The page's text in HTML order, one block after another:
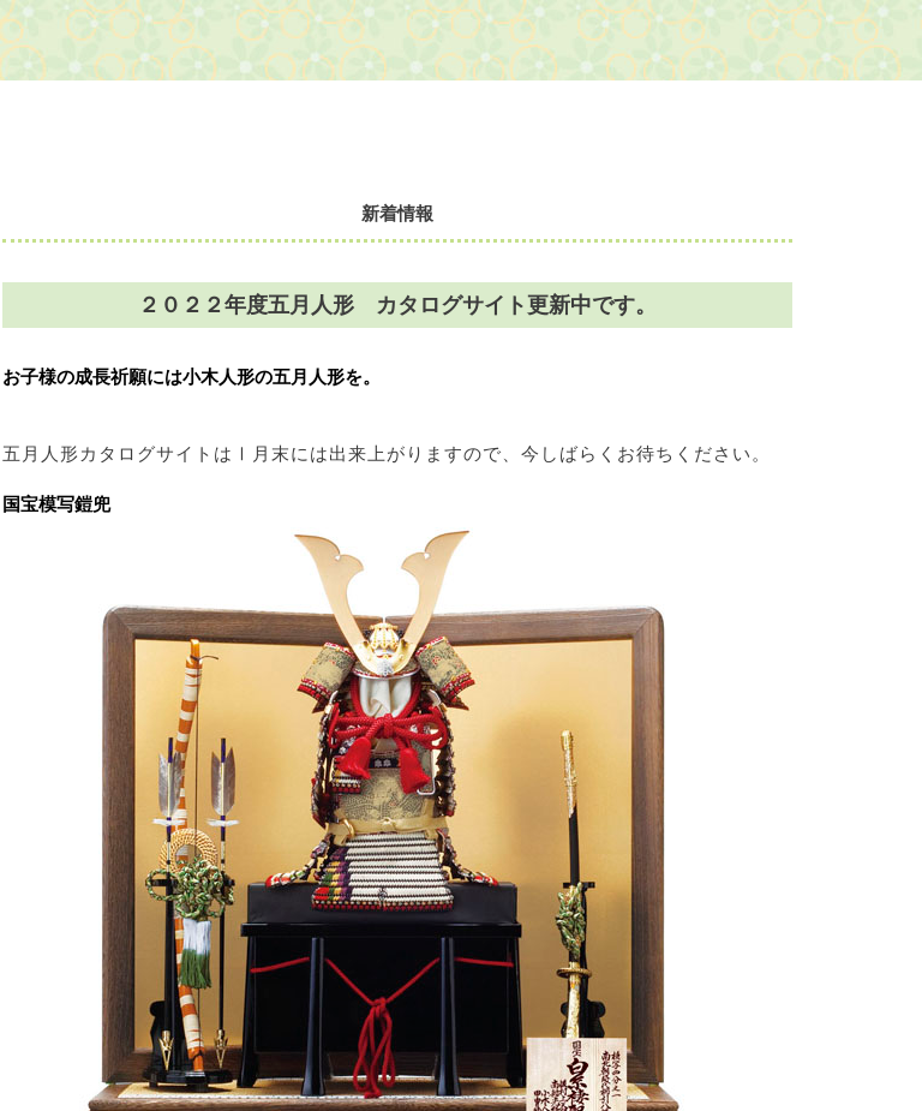
新着情報
２０２２年度五月人形 カタログサイト更新中です。
お子様の成長祈願には小木人形の五月人形を。
五月人形カタログサイトはⅠ月末には出来上がりますので、今しばらくお待ちください。
国宝模写鎧兜